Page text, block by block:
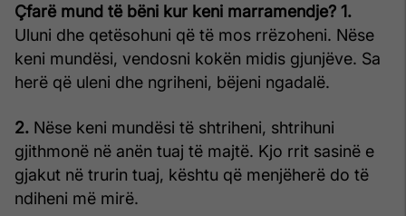
Çfarë mund të bëni kur keni marramendje? 1.
Uluni dhe qetësohuni që të mos rrëzoheni. Nëse
keni mundësi, vendosni kokën midis gjunjëve. Sa
herë që uleni dhe ngriheni, bëjeni ngadalë.
2. Nëse keni mundësi të shtriheni, shtrihuni
gjithmonë në anën tuaj të majtë. Kjo rrit sasinë e
gjakut në trurin tuaj, kështu që menjëherë do të
ndiheni më mirë.